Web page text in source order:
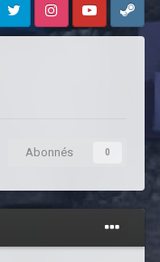
InstagramYoutubeSteam
Abonnés 0